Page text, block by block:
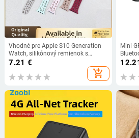
Vhodné pre Apple S10 Generation
Watch, silikónový remienok s
motýľovou prackou a psím
vyrezávaný stereo silikónový
7.21 €
add_shopping_cart
Mini